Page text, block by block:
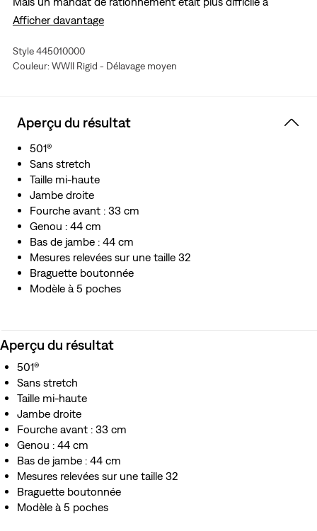
respecter : l’ordre de retirer les coutures en arc de cercle qui
perdre l’arc de cercle signature, Levi's® a mis au point un
système d’impression du motif arc de cercle sur chaque
historique, notre jean 501® de 1944, en denim avec la lisière
selvedge.
Une reproduction historique de notre jean 501® de 1944
Fabriqué sans les rivets de la poche gousset, le rivet à
l’entrejambe et la ceinture arrière pour économiser les
matières premières pour l’effort de guerre
Comprend l’emblématique arc de cercle peint sur la
poche arrière comme solution au rationnement
Fidèle à l’original, il comprend la matière des poches, des
rivets sans marque et il est doté de boutons sans
marque avec un motif de feuille de laurier
Deux poches arrière et rivets invisibles
meilleure durabilité et une lisière impeccablement finie
qui le distingue des autres.
Fabriqué au Japon par des maîtres artisans utilisant des
techniques traditionnelles
Afficher davantage
Style 445010000
Couleur: WWII Rigid - Délavage moyen
Aperçu du résultat
501®
Sans stretch
Taille mi-haute
Jambe droite
Fourche avant : 33 cm
Genou : 44 cm
Bas de jambe : 44 cm
Mesures relevées sur une taille 32
Braguette boutonnée
Modèle à 5 poches
Aperçu du résultat
501®
Sans stretch
Taille mi-haute
Jambe droite
Fourche avant : 33 cm
Genou : 44 cm
Bas de jambe : 44 cm
Mesures relevées sur une taille 32
Braguette boutonnée
Modèle à 5 poches